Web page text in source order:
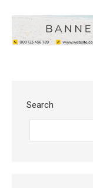
Search